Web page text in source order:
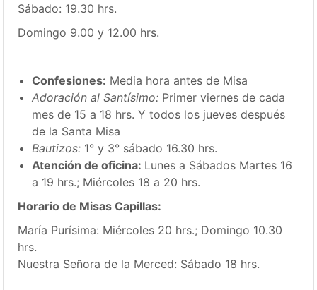
Sábado: 19.30 hrs.
Domingo 9.00 y 12.00 hrs.
Confesiones: Media hora antes de Misa
Adoración al Santísimo: Primer viernes de cada
mes de 15 a 18 hrs. Y todos los jueves después
de la Santa Misa
Bautizos: 1° y 3° sábado 16.30 hrs.
Atención de oficina: Lunes a Sábados Martes 16
a 19 hrs.; Miércoles 18 a 20 hrs.
Horario de Misas Capillas:
María Purísima: Miércoles 20 hrs.; Domingo 10.30
hrs.
Nuestra Señora de la Merced: Sábado 18 hrs.